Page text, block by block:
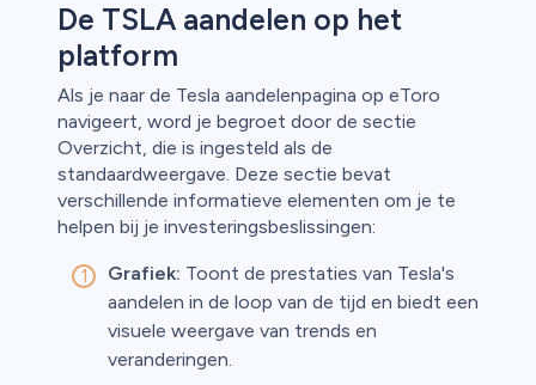
De TSLA aandelen op het
platform
Als je naar de Tesla aandelenpagina op eToro
navigeert, word je begroet door de sectie
Overzicht, die is ingesteld als de
standaardweergave. Deze sectie bevat
verschillende informatieve elementen om je te
helpen bij je investeringsbeslissingen:
Grafiek: Toont de prestaties van Tesla's
aandelen in de loop van de tijd en biedt een
visuele weergave van trends en
veranderingen.